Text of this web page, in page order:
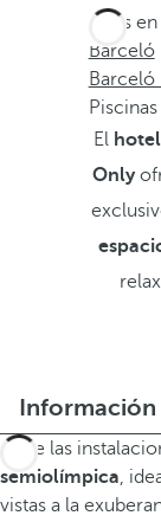
Estás en
Barceló
Barceló
El
Only
Información
Entre las
semiolímpica,
vistas a la